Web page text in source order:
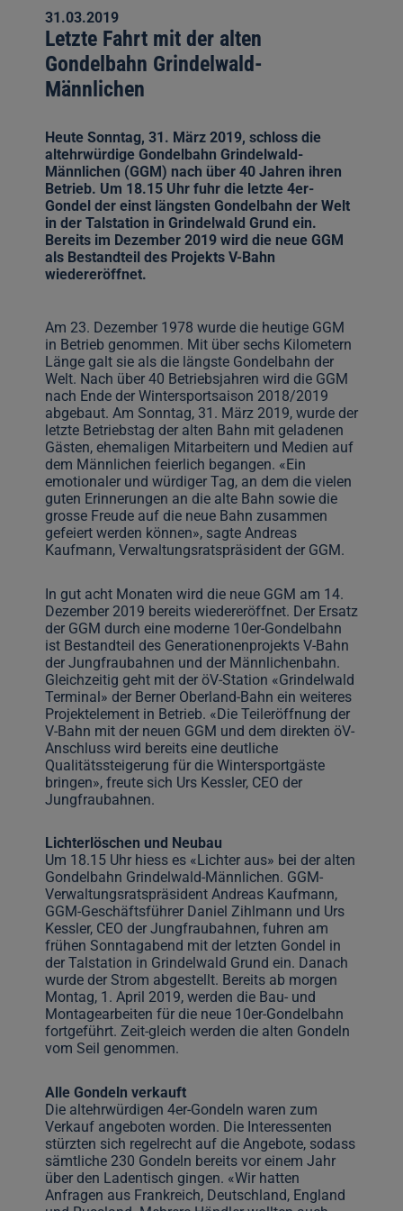
31.03.2019
Letzte Fahrt mit der alten
Gondelbahn Grindelwald-
Männlichen
Heute Sonntag, 31. März 2019, schloss die
altehrwürdige Gondelbahn Grindelwald-
Männlichen (GGM) nach über 40 Jahren ihren
Betrieb. Um 18.15 Uhr fuhr die letzte 4er-
Gondel der einst längsten Gondelbahn der Welt
in der Talstation in Grindelwald Grund ein.
Bereits im Dezember 2019 wird die neue GGM
als Bestandteil des Projekts V-Bahn
wiedereröffnet.
Am 23. Dezember 1978 wurde die heutige GGM
in Betrieb genommen. Mit über sechs Kilometern
Länge galt sie als die längste Gondelbahn der
Welt. Nach über 40 Betriebsjahren wird die GGM
nach Ende der Wintersportsaison 2018/2019
abgebaut. Am Sonntag, 31. März 2019, wurde der
letzte Betriebstag der alten Bahn mit geladenen
Gästen, ehemaligen Mitarbeitern und Medien auf
dem Männlichen feierlich begangen. «Ein
emotionaler und würdiger Tag, an dem die vielen
guten Erinnerungen an die alte Bahn sowie die
grosse Freude auf die neue Bahn zusammen
gefeiert werden können», sagte Andreas
Kaufmann, Verwaltungsratspräsident der GGM.
In gut acht Monaten wird die neue GGM am 14.
Dezember 2019 bereits wiedereröffnet. Der Ersatz
der GGM durch eine moderne 10er-Gondelbahn
ist Bestandteil des Generationenprojekts V-Bahn
der Jungfraubahnen und der Männlichenbahn.
Gleichzeitig geht mit der öV-Station «Grindelwald
Terminal» der Berner Oberland-Bahn ein weiteres
Projektelement in Betrieb. «Die Teileröffnung der
V-Bahn mit der neuen GGM und dem direkten öV-
Anschluss wird bereits eine deutliche
Qualitätssteigerung für die Wintersportgäste
bringen», freute sich Urs Kessler, CEO der
Jungfraubahnen.
Lichterlöschen und Neubau
Um 18.15 Uhr hiess es «Lichter aus» bei der alten
Gondelbahn Grindelwald-Männlichen. GGM-
Verwaltungsratspräsident Andreas Kaufmann,
GGM-Geschäftsführer Daniel Zihlmann und Urs
Kessler, CEO der Jungfraubahnen, fuhren am
frühen Sonntagabend mit der letzten Gondel in
der Talstation in Grindelwald Grund ein. Danach
wurde der Strom abgestellt. Bereits ab morgen
Montag, 1. April 2019, werden die Bau- und
Montagearbeiten für die neue 10er-Gondelbahn
fortgeführt. Zeit-gleich werden die alten Gondeln
vom Seil genommen.
Alle Gondeln verkauft
Die altehrwürdigen 4er-Gondeln waren zum
Verkauf angeboten worden. Die Interessenten
stürzten sich regelrecht auf die Angebote, sodass
sämtliche 230 Gondeln bereits vor einem Jahr
über den Ladentisch gingen. «Wir hatten
Anfragen aus Frankreich, Deutschland, England